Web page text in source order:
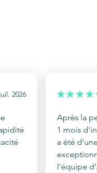
juil. 2026
Après la
1 mois
a été
l'équipe